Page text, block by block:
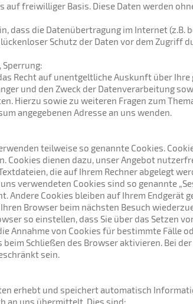
auf freiwilliger Basis. Diese Daten werden
dass die Datenübertragung im Internet (z.B.
Schutz der Daten vor dem Zugriff
Recht auf unentgeltliche Auskunft über
und den Zweck der Datenverarbeitung
Hierzu sowie zu weiteren Fragen zum
angegebenen Adresse an uns wenden.
teilweise so genannte Cookies.
Cookies dienen dazu, unser Angebot
die auf Ihrem Rechner abgelegt
verwendeten Cookies sind so genannte
Andere Cookies bleiben auf Ihrem Endgerät
Browser beim nächsten Besuch
so einstellen, dass Sie über das Setzen
Annahme von Cookies für bestimmte Fälle
beim Schließen des Browser aktivieren. Bei
sein.
erhebt und speichert automatisch
an uns übermittelt. Dies sind: